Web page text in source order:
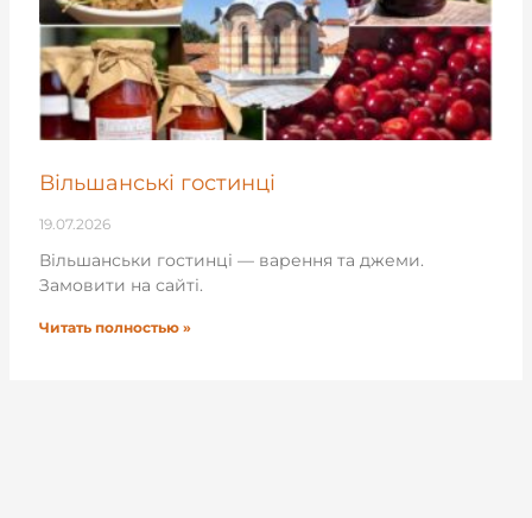
Вільшанські гостинці
19.07.2026
Вільшанськи гостинці — варення та джеми.
Замовити на сайті.
Читать полностью »